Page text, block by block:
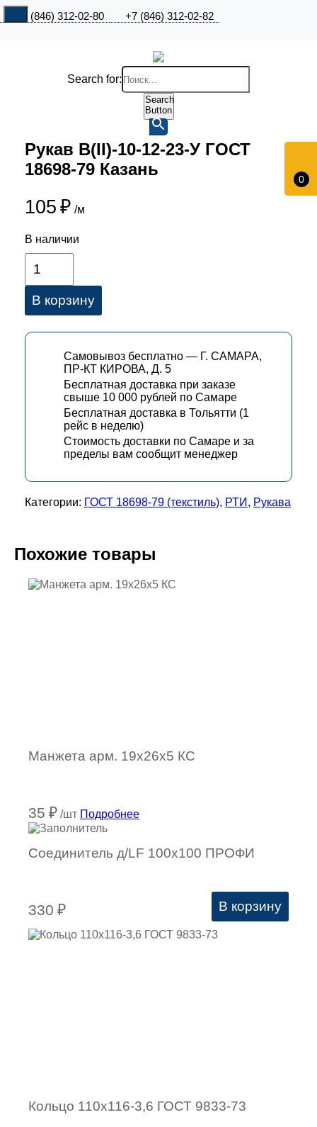
+7 (846) 312-02-80 +7 (846) 312-02-82
0
Search for:
Search
Button
Рукав В(II)-10-12-23-У ГОСТ
18698-79 Казань
105 ₽ /м
В наличии
В корзину
Самовывоз бесплатно — Г. САМАРА,
ПР-КТ КИРОВА, Д. 5
Бесплатная доставка при заказе
свыше 10 000 рублей по Самаре
Бесплатная доставка в Тольятти (1
рейс в неделю)
Стоимость доставки по Самаре и за
пределы вам сообщит менеджер
Категории: ГОСТ 18698-79 (текстиль), РТИ , Рукава
Похожие товары
Манжета арм. 19х26х5 КC
35 ₽ /шт Подробнее
Соединитель д/LF 100х100 ПРОФИ
330 ₽ В корзину
Кольцо 110х116-3,6 ГОСТ 9833-73